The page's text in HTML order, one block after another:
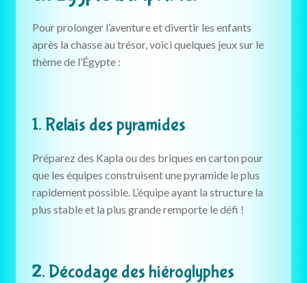
Pour prolonger l’aventure et divertir les enfants
après la chasse au trésor, voici quelques jeux sur le
thème de l’Égypte :
1. Relais des pyramides
Préparez des Kapla ou des briques en carton pour
que les équipes construisent une pyramide le plus
rapidement possible. L’équipe ayant la structure la
plus stable et la plus grande remporte le défi !
2. Décodage des hiéroglyphes